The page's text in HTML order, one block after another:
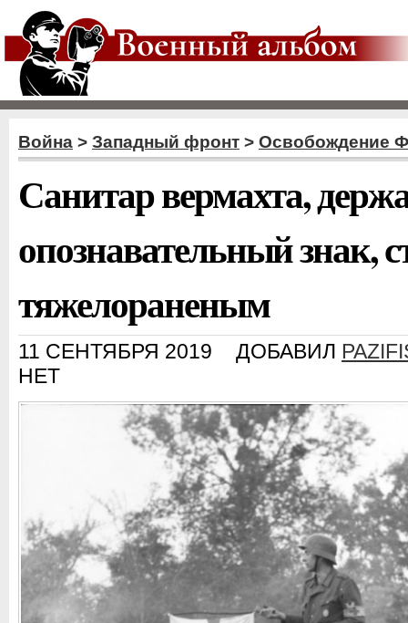
Война > Западный фронт > Освобождение
Санитар вермахта,
опознавательный знак,
тяжелораненым
11 СЕНТЯБРЯ 2019 ДОБАВИЛ
НЕТ